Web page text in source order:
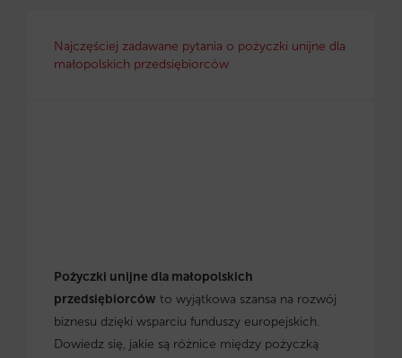
Najczęściej zadawane pytania o pożyczki unijne dla
małopolskich przedsiębiorców
Pożyczki unijne dla małopolskich
przedsiębiorców to wyjątkowa szansa na rozwój
biznesu dzięki wsparciu funduszy europejskich.
Dowiedz się, jakie są różnice między pożyczką